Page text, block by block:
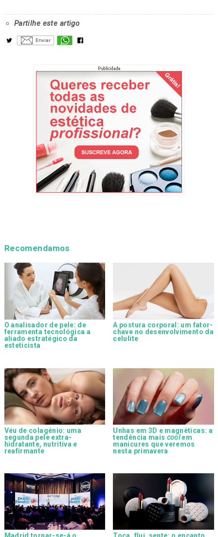
Partilhe este artigo
Recomendamos
O analisador de pele: de
ferramenta tecnológica a
aliado estratégico da
esteticista
A postura corporal: um fator-
chave no desenvolvimento da
celulite
Véu de colagénio: uma
segunda pele extra-
hidratante, nutritiva e
reafirmante
Unhas em 3D e magnéticas: a
tendência mais coolem
manicures que veremos
nesta primavera